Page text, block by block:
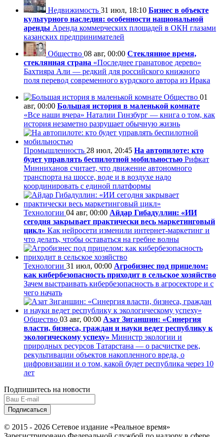
Недвижимость 31 июл, 18:10 Бизнес в объекте
культурного наследия: особенности национальной
аренды Аренда коммерческих площадей в ОКН глазами
казанских предпринимателей
Общество 08 авг, 00:00 Стеклянное время,
стеклянная страна «Последнее гранатовое дерево»
Бахтияра Али — редкий для российского книжного
поля перевод современного курдского автора из Ирака
Общество 01
авг, 00:00 Большая история в маленькой комнате
«Все наши вчера» Наталии Гинзбург — книга о том, как
история незаметно разрушает обычную жизнь
Промышленность 28 июл, 20:45 На автопилоте: кто
будет управлять беспилотной мобильностью Рифкат
Минниханов считает, что движение автономного
транспорта на шоссе, воде и в воздухе надо
координировать с единой платформы
Технологии 04 авг, 00:00 Айдар Гибадуллин: «ИИ
сегодня закрывает практически весь маркетинговый
цикл» Как нейросети изменили интернет-маркетинг и
что делать, чтобы оставаться на гребне волны
Технологии 31 июл, 00:00 Агробизнес под прицелом:
как кибербезопасность приходит в сельское хозяйство
Зачем выстраивать кибербезопасность в агросекторе и с
чего начать
Общество 03 авг, 00:00 Азат Зиганшин: «Синергия
власти, бизнеса, граждан и науки ведет республику к
экологическому успеху» Министр экологии и
природных ресурсов Татарстана — о расчистке рек,
рекультивации объектов накопленного вреда, о
цифровизации и о том, какой будет республика через 10
лет
Подпишитесь на новости
© 2015 - 2026 Сетевое издание «Реальное время»